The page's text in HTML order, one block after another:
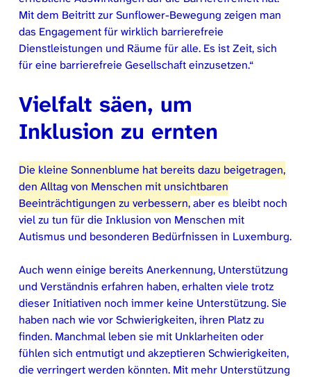
Mit dem Beitritt zur Sunflower-Bewegung zeigen man
das Engagement für wirklich barrierefreie
Dienstleistungen und Räume für alle. Es ist Zeit, sich
für eine barrierefreie Gesellschaft einzusetzen.“
Vielfalt säen, um
Inklusion zu ernten
Die kleine Sonnenblume hat bereits dazu beigetragen,
den Alltag von Menschen mit unsichtbaren
Beeinträchtigungen zu verbessern,aber es bleibt noch
viel zu tun für die Inklusion von Menschen mit
Autismus und besonderen Bedürfnissen in Luxemburg.
Auch wenn einige bereits Anerkennung, Unterstützung
und Verständnis erfahren haben, erhalten viele trotz
dieser Initiativen noch immer keine Unterstützung. Sie
haben nach wie vor Schwierigkeiten, ihren Platz zu
finden. Manchmal leben sie mit Unklarheiten oder
fühlen sich entmutigt und akzeptieren Schwierigkeiten,
die verringert werden könnten. Mit mehr Unterstützung